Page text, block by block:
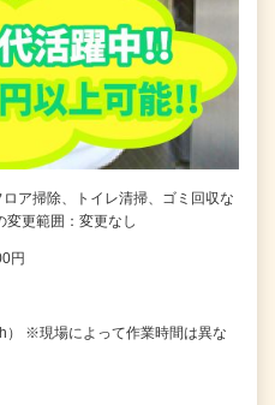
ア掃除、トイレ清掃、ゴミ回収な
変更範囲：変更なし
円
） ※現場によって作業時間は異な